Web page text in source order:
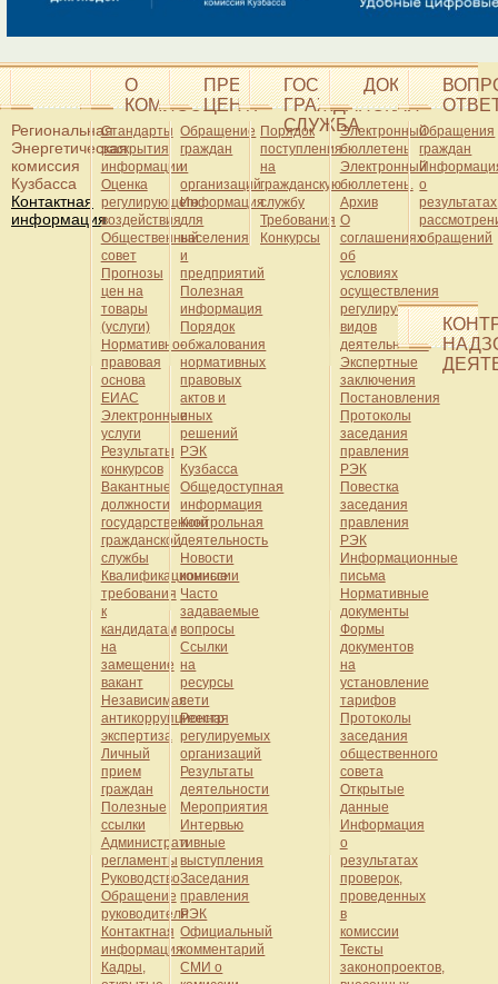
Региональная
Энергетическая
комиссия
Кузбасса
Контактная
информация
О
КОМИССИИ
Стандарты
раскрытия
информации
Оценка
регулирующего
воздействия
Общественный
совет
Прогнозы
цен на
товары
(услуги)
Нормативно-
правовая
основа
ЕИАС
Электронные
услуги
Результаты
конкурсов
Вакантные
должности
государственной
гражданской
службы
Квалификационные
требования
к
кандидатам
на
замещение
вакант
Независимая
антикоррупционная
экспертиза
Личный
прием
граждан
Полезные
ссылки
Административные
регламенты
Руководство
Обращение
руководителя
Контактная
информация
Кадры,
ПРЕСС-
ЦЕНТР
Обращение
граждан
и
организаций
Информация
для
населения
и
предприятий
Полезная
информация
Порядок
обжалования
нормативных
правовых
актов и
иных
решений
РЭК
Кузбасса
Общедоступная
информация
Контрольная
деятельность
Новости
комиссии
Часто
задаваемые
вопросы
Ссылки
на
ресурсы
сети
Реестр
регулируемых
организаций
Результаты
деятельности
Мероприятия
Интервью
и
выступления
Заседания
правления
РЭК
Официальный
комментарий
СМИ о
ГОСУДАРСТВЕННАЯ
ГРАЖДАНСКАЯ
СЛУЖБА
Порядок
поступления
на
гражданскую
службу
Требования
Конкурсы
ДОКУМЕНТЫ
Электронный
бюллетень
Электронный
бюллетень.
Архив
О
соглашениях
об
условиях
осуществления
регулируемых
видов
деятельности
Экспертные
заключения
Постановления
Протоколы
заседания
правления
РЭК
Повестка
заседания
правления
РЭК
Информационные
письма
Нормативные
документы
Формы
документов
на
установление
тарифов
Протоколы
заседания
общественного
совета
Открытые
данные
Информация
о
результатах
проверок,
проведенных
в
комиссии
Тексты
законопроектов,
Обращения
граждан
о
результатах
обращений